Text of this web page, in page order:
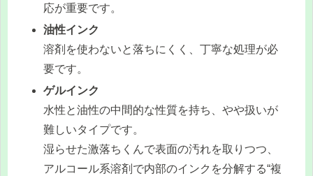
応が重要です。
油性インク
溶剤を使わないと落ちにくく、丁寧な処理が必
要です。
ゲルインク
水性と油性の中間的な性質を持ち、やや扱いが
難しいタイプです。
湿らせた激落ちくんで表面の汚れを取りつつ、
アルコール系溶剤で内部のインクを分解する“複